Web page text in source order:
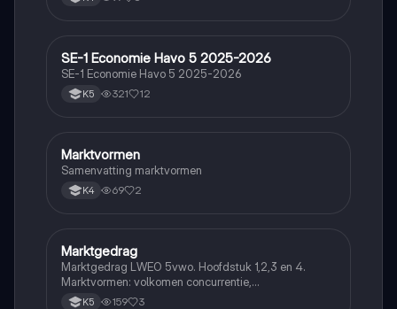
Economie
SE-1 Economie Havo 5 2025-2026
SE-1 Economie Havo 5 2025-2026
K5 321 12
Economie
Marktvormen
Samenvatting marktvormen
K4 69 2
Economie
Marktgedrag
Marktgedrag LWEO 5vwo. Hoofdstuk 1,2,3 en 4.
Marktvormen: volkomen concurrentie,
monopolistische concurrentie, oligopolie en monopolie
K5 159 3